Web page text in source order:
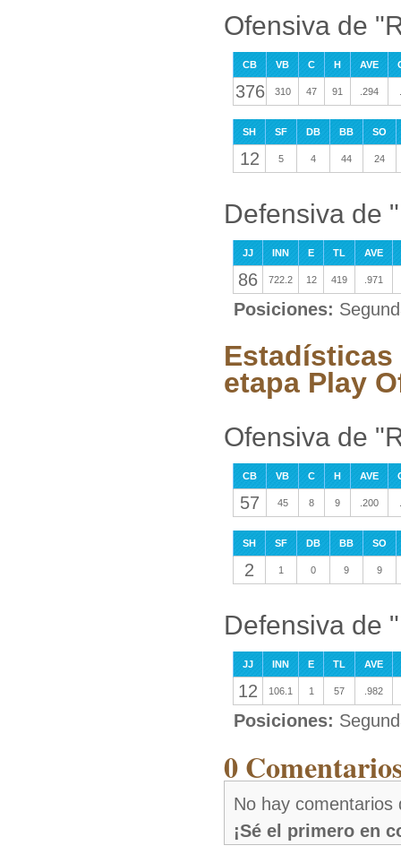
Ofensiva de
CB VB C H AVE
376 310 47 91 .294
SH SF DB BB SO
12 5 4 44 24
Defensiva de
JJ INN E TL AVE
86 722.2 12 419 .971
Posiciones:
Estadísticas
etapa Play
Ofensiva de
CB VB C H AVE
57 45 8 9 .200
SH SF DB BB SO
2 1 0 9 9
Defensiva de
JJ INN E TL AVE
12 106.1 1 57 .982
Posiciones:
0
No hay comentarios
¡Sé el primero en